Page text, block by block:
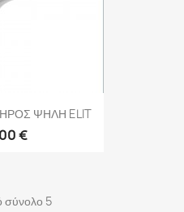
ΨΗΛΗ ELIT
€
σύνολο 5